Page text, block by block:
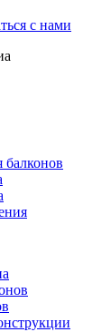
с нами
балконов